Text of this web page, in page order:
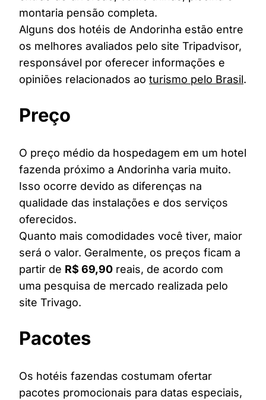
montaria pensão completa.
Alguns dos hotéis de Andorinha estão entre
os melhores avaliados pelo site Tripadvisor,
responsável por oferecer informações e
opiniões relacionados ao turismo pelo Brasil.
Preço
O preço médio da hospedagem em um hotel
fazenda próximo a Andorinha varia muito.
Isso ocorre devido as diferenças na
qualidade das instalações e dos serviços
oferecidos.
Quanto mais comodidades você tiver, maior
será o valor. Geralmente, os preços ficam a
partir de R$ 69,90 reais, de acordo com
uma pesquisa de mercado realizada pelo
site Trivago.
Pacotes
Os hotéis fazendas costumam ofertar
pacotes promocionais para datas especiais,